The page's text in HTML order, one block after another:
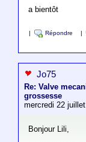
a bientôt
Répondre
Jo75
Re: Valve
grossesse
mercredi 22
Bonjour Lili,